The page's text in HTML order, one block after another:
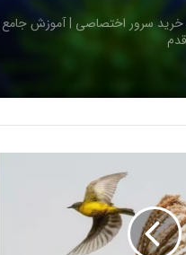
کاربران از مشکلات کابل شارژ گلکسی S25
پلاس خبر می‌دهند
کاربران از مشکلات کابل شارژ گلکسی S25
پلاس خبر می‌دهند
شما با تارا، سهم سلامتی کودکان